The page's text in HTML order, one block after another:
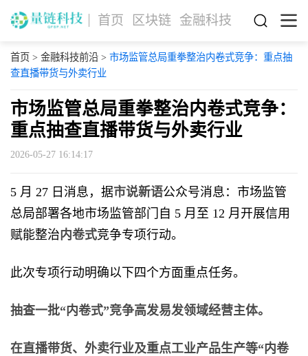
首页 区块链 金融科技
首页 > 金融科技前沿> 市场监管总局重拳整治内卷式竞争：重点抽
查直播带货与外卖行业
市场监管总局重拳整治内卷式竞争：
重点抽查直播带货与外卖行业
2026-05-27 16:14:17
5 月 27 日消息，据市说新语公众号消息：市场监管
总局部署各地市场监管部门自 5 月至 12 月开展信用
赋能整治 内卷式竞争专项行动。
此次专项行动明确以下四个方面重点任务。
抽查一批“内卷式”竞争高发易发领域经营主体。
在直播带货、外卖行业及重点工业产品生产等“内卷